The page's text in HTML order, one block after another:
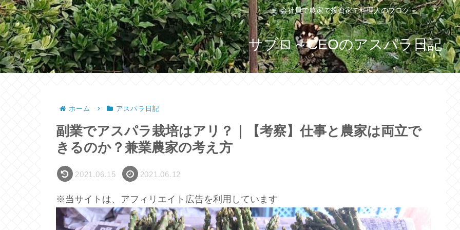
会社員で農家で投資家で料理人のブログ
サブロ～CEOのアスパラ日記
ホーム アスパラ日記
副業でアスパラ栽培はアリ？｜【考察】仕事と農家は両立で
きるのか？兼業農家の考え方
2021.06.15 2021.06.12
※当サイトは、アフィリエイト広告を利用しています